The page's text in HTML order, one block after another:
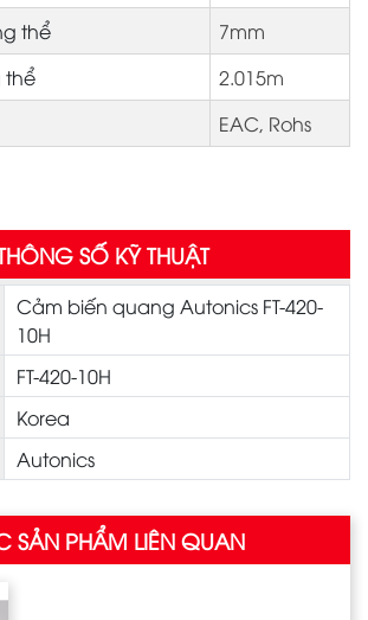
thể
7mm
thể
2.015m
EAC, Rohs
SỐ KỸ THUẬT
Cảm biến quang Autonics FT-420-
10H
FT-420-10H
Korea
Autonics
SẢN PHẨM LIÊN QUAN